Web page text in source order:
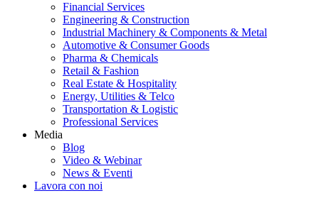
Financial Services
Engineering & Construction
Industrial Machinery & Components & Metal
Automotive & Consumer Goods
Pharma & Chemicals
Retail & Fashion
Real Estate & Hospitality
Energy, Utilities & Telco
Transportation & Logistic
Professional Services
Media
Blog
Video & Webinar
News & Eventi
Lavora con noi